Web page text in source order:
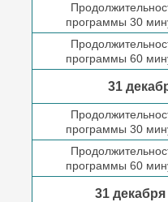
программы 30
программы 60
31
программы 30
программы 60
31